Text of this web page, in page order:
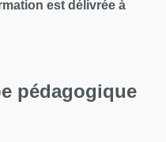
est délivrée à
pédagogique